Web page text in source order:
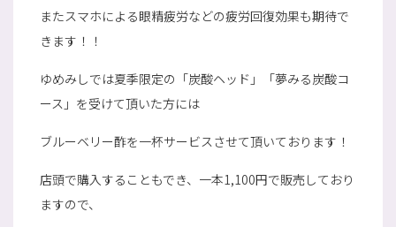
またスマホによる眼精疲労などの疲労回復効果も期待で
きます！！
ゆめみしでは夏季限定の「炭酸ヘッド」「夢みる炭酸コ
ース」を受けて頂いた方には
ブルーベリー酢を一杯サービスさせて頂いております！
店頭で購入することもでき、一本1,100円で販売しており
ますので、